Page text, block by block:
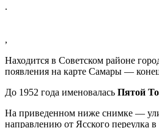
.
,
Находится в Советском районе
появления на карте Самары —
До 1952 года именовалась Пятой
На приведенном ниже снимке —
направлению от Ясского переулка в